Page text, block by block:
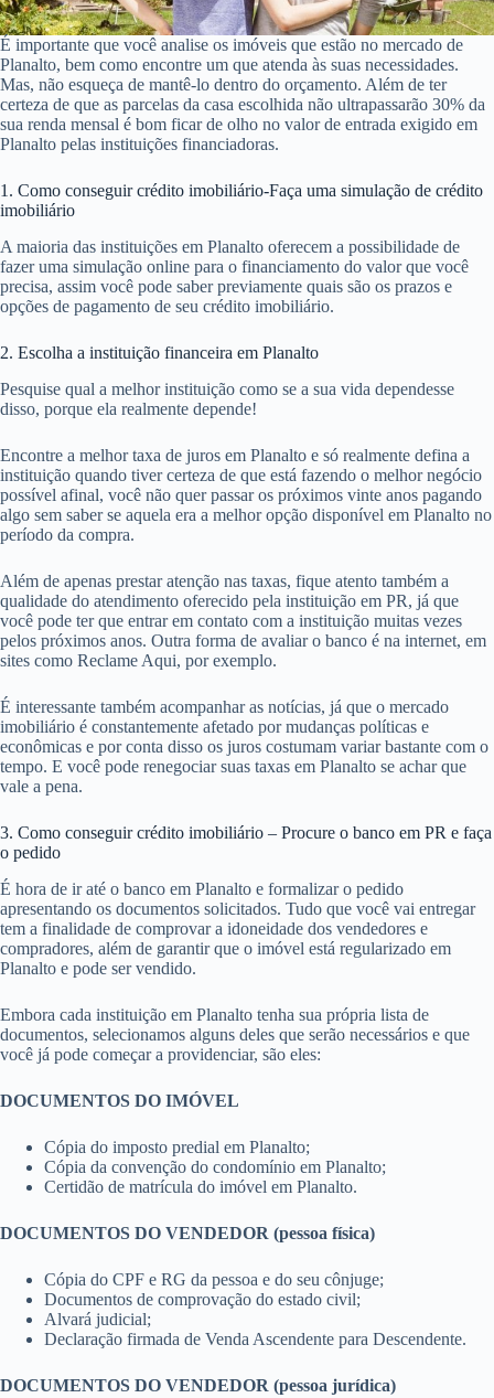
É importante que você analise os imóveis que estão no mercado de
Planalto, bem como encontre um que atenda às suas necessidades.
Mas, não esqueça de mantê-lo dentro do orçamento. Além de ter
certeza de que as parcelas da casa escolhida não ultrapassarão 30% da
sua renda mensal é bom ficar de olho no valor de entrada exigido em
Planalto pelas instituições financiadoras.
1. Como conseguir crédito imobiliário-Faça uma simulação de crédito
imobiliário
A maioria das instituições em Planalto oferecem a possibilidade de
fazer uma simulação online para o financiamento do valor que você
precisa, assim você pode saber previamente quais são os prazos e
opções de pagamento de seu crédito imobiliário.
2. Escolha a instituição financeira em Planalto
Pesquise qual a melhor instituição como se a sua vida dependesse
disso, porque ela realmente depende!
Encontre a melhor taxa de juros em Planalto e só realmente defina a
instituição quando tiver certeza de que está fazendo o melhor negócio
possível afinal, você não quer passar os próximos vinte anos pagando
algo sem saber se aquela era a melhor opção disponível em Planalto no
período da compra.
Além de apenas prestar atenção nas taxas, fique atento também a
qualidade do atendimento oferecido pela instituição em PR, já que
você pode ter que entrar em contato com a instituição muitas vezes
pelos próximos anos. Outra forma de avaliar o banco é na internet, em
sites como Reclame Aqui, por exemplo.
É interessante também acompanhar as notícias, já que o mercado
imobiliário é constantemente afetado por mudanças políticas e
econômicas e por conta disso os juros costumam variar bastante com o
tempo. E você pode renegociar suas taxas em Planalto se achar que
vale a pena.
3. Como conseguir crédito imobiliário – Procure o banco em PR e faça
o pedido
É hora de ir até o banco em Planalto e formalizar o pedido
apresentando os documentos solicitados. Tudo que você vai entregar
tem a finalidade de comprovar a idoneidade dos vendedores e
compradores, além de garantir que o imóvel está regularizado em
Planalto e pode ser vendido.
Embora cada instituição em Planalto tenha sua própria lista de
documentos, selecionamos alguns deles que serão necessários e que
você já pode começar a providenciar, são eles:
DOCUMENTOS DO IMÓVEL
Cópia do imposto predial em Planalto;
Cópia da convenção do condomínio em Planalto;
Certidão de matrícula do imóvel em Planalto.
DOCUMENTOS DO VENDEDOR (pessoa física)
Cópia do CPF e RG da pessoa e do seu cônjuge;
Documentos de comprovação do estado civil;
Alvará judicial;
Declaração firmada de Venda Ascendente para Descendente.
DOCUMENTOS DO VENDEDOR (pessoa jurídica)